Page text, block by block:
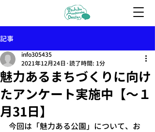
記事
魅力あるまちづくりに向け
たアンケート実施中【〜１
月31日】
info305435
2021年12月24日 読了時間: 1分
今回は「魅力ある公園」について、お